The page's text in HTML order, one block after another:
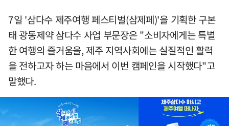
7일 '삼다수 제주여행 페스티벌(삼제페)'을 기획한 구본
태 광동제약 삼다수 사업 부문장은 "소비자에게는 특별
한 여행의 즐거움을, 제주 지역사회에는 실질적인 활력
을 전하고자 하는 마음에서 이번 캠페인을 시작했다"고
말했다.